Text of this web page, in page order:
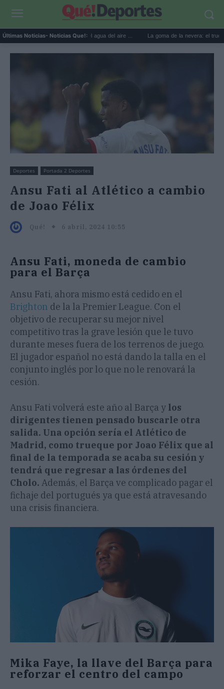
Últimas Noticias- Noticias Que!:
para reutilizar el agua del aire ... La goma de la nevera: el truco del
Deportes Portada 2 Deportes
Ansu Fati al Atlético a cambio
de Joao Félix
Qué! 6 abril, 2024 10:55
Ansu Fati, moneda de cambio
para el Barça
Ansu Fati, ahora mismo está cedido en el
Brighton de la la Premier League. Con el
objetivo de recuperar su mejor nivel
competitivo tras la grave lesión que le tuvo
durante meses fuera de los terrenos de juego.
El jugador español no está dando la talla en el
conjunto inglés por lo que no le renovará la
cesión.
Ansu Fati volverá este año al Barça y los
dirigentes tienen pensado buscarle otra
salida. Una opción sería el Atlético de
Madrid, como trueque por Joao Félix que al
final de la temporada se acaba su cesión y
tendrá que regresar a las órdenes del
Cholo. Además, el Barça ve complicado pagar el
fichaje del portugués ya que está atravesando
una crisis financiera.
Mika Faye, la llave del Barça para
reforzar el centro del campo